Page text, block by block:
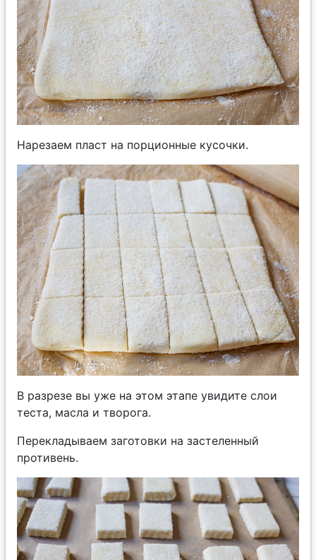
Нарезаем пласт на порционные кусочки.
В разрезе вы уже на этом этапе увидите слои
теста, масла и творога.
Перекладываем заготовки на застеленный
противень.